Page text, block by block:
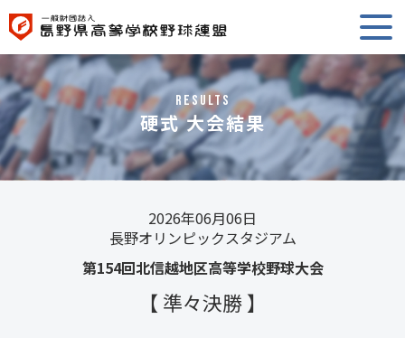
RESULTS
硬式 大会結果
2026年06月06日
長野オリンピックスタジアム
第154回北信越地区高等学校野球大会
【 準々決勝 】